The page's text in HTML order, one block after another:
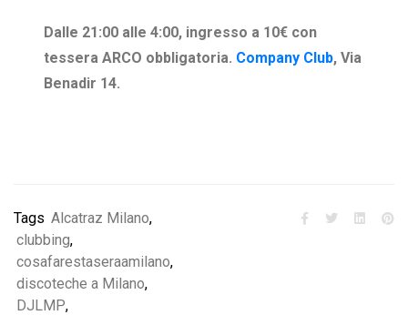
Dalle 21:00 alle 4:00, ingresso a 10€ con
tessera ARCO obbligatoria. Company Club, Via
Benadir 14.
Tags Alcatraz Milano,
clubbing,
cosafarestaseraamilano,
discoteche a Milano,
DJLMP,